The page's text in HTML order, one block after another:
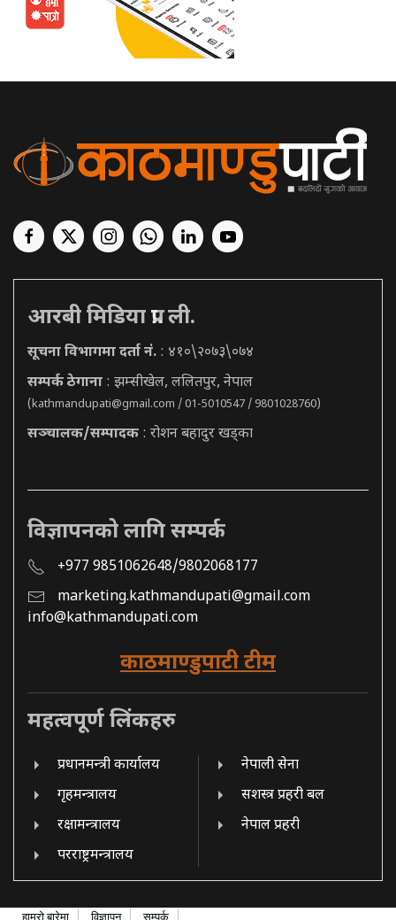
आरबी मिडिया प्रा. ली.
सूचना विभागमा दर्ता नं. : ४१०\२०७३\०७४
सम्पर्क ठेगाना : झम्सीखेल, ललितपुर, नेपाल
(kathmandupati@gmail.com / 01-5010547 / 9801028760)
सञ्चालक/सम्पादक : रोशन बहादुर खड्का
विज्ञापनको लागि सम्पर्क
+977 9851062648/9802068177
marketing.kathmandupati@gmail.com
info@kathmandupati.com
काठमाण्डुपाटी टीम
महत्वपूर्ण लिंकहरु
प्रधानमन्त्री कार्यालय
गृहमन्त्रालय
रक्षामन्त्रालय
परराष्ट्रमन्त्रालय
नेपाली सेना
सशस्त्र प्रहरी बल
नेपाल प्रहरी